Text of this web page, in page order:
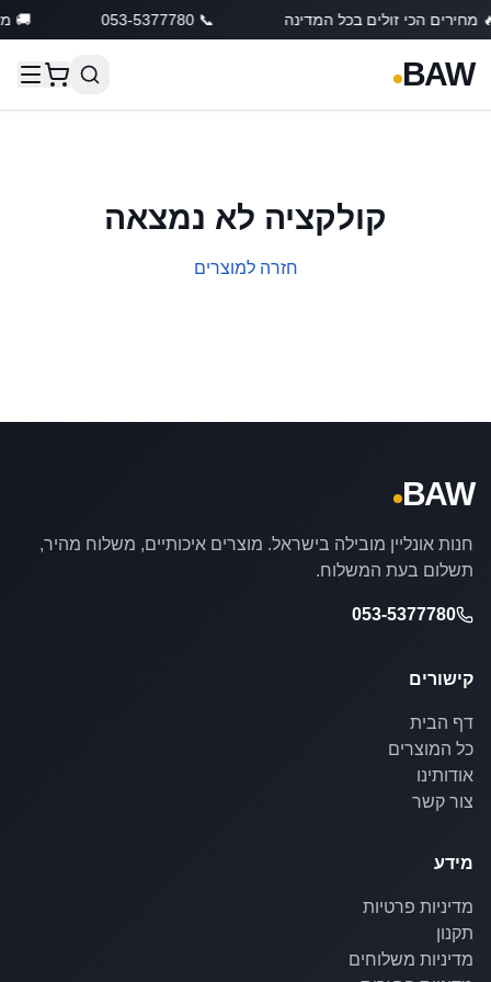
מחירים הכי זולים בכל המדינה 📞 053-5377780
🚚
BAW
קולקציה לא נמצאה
חזרה למוצרים
BAW
חנות אונליין מובילה בישראל. מוצרים איכותיים, משלוח מהיר,
תשלום בעת המשלוח.
053-5377780
קישורים
דף הבית
כל המוצרים
אודותינו
צור קשר
מידע
מדיניות פרטיות
תקנון
מדיניות משלוחים